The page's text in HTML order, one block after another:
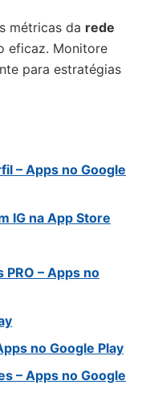
métricas da rede
eficaz. Monitore
para estratégias
– Apps no Google
IG na App Store
– Apps no
no Google Play
– Apps no Google